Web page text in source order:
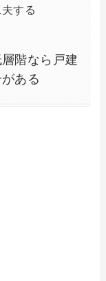
する
階なら戸建
ある